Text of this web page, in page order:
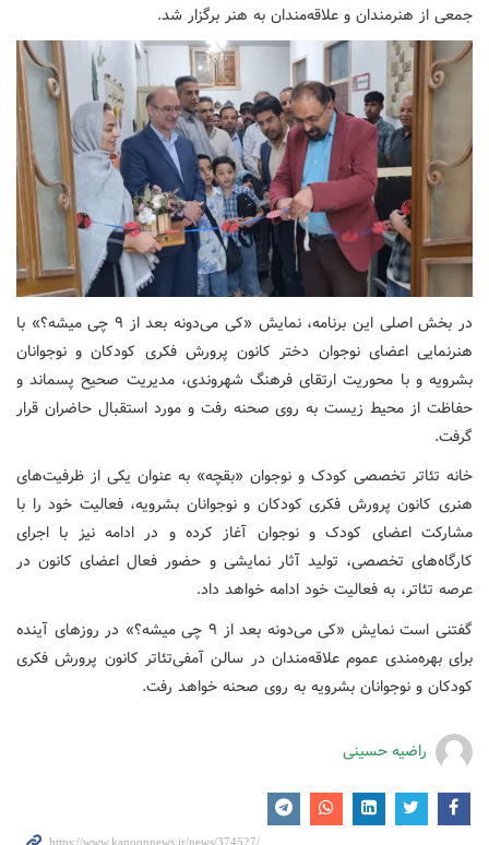
جمعی از هنرمندان و علاقه‌مندان به هنر برگزار شد.
در بخش اصلی این برنامه، نمایش «کی می‌دونه بعد از ۹ چی میشه؟» با
هنرنمایی اعضای نوجوان دختر کانون پرورش فکری کودکان و نوجوانان
بشرویه و با محوریت ارتقای فرهنگ شهروندی، مدیریت صحیح پسماند و
حفاظت از محیط زیست به روی صحنه رفت و مورد استقبال حاضران قرار
گرفت.
خانه تئاتر تخصصی کودک و نوجوان «بقچه» به عنوان یکی از ظرفیت‌های
هنری کانون پرورش فکری کودکان و نوجوانان بشرویه، فعالیت خود را با
مشارکت اعضای کودک و نوجوان آغاز کرده و در ادامه نیز با اجرای
کارگاه‌های تخصصی، تولید آثار نمایشی و حضور فعال اعضای کانون در
عرصه تئاتر، به فعالیت خود ادامه خواهد داد.
گفتنی است نمایش «کی می‌دونه بعد از ۹ چی میشه؟» در روزهای آینده
برای بهره‌مندی عموم علاقه‌مندان در سالن آمفی‌تئاتر کانون پرورش فکری
کودکان و نوجوانان بشرویه به روی صحنه خواهد رفت.
راضیه حسینی